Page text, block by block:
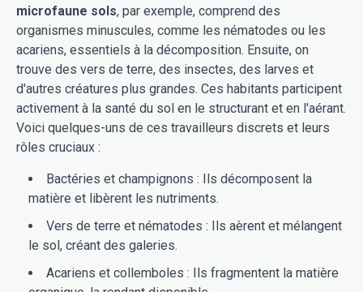
microfaune sols, par exemple, comprend des
organismes minuscules, comme les nématodes ou les
acariens, essentiels à la décomposition. Ensuite, on
trouve des vers de terre, des insectes, des larves et
d'autres créatures plus grandes. Ces habitants participent
activement à la santé du sol en le structurant et en l'aérant.
Voici quelques-uns de ces travailleurs discrets et leurs
rôles cruciaux :
Bactéries et champignons : Ils décomposent la
matière et libèrent les nutriments.
Vers de terre et nématodes : Ils aèrent et mélangent
le sol, créant des galeries.
Acariens et collemboles : Ils fragmentent la matière